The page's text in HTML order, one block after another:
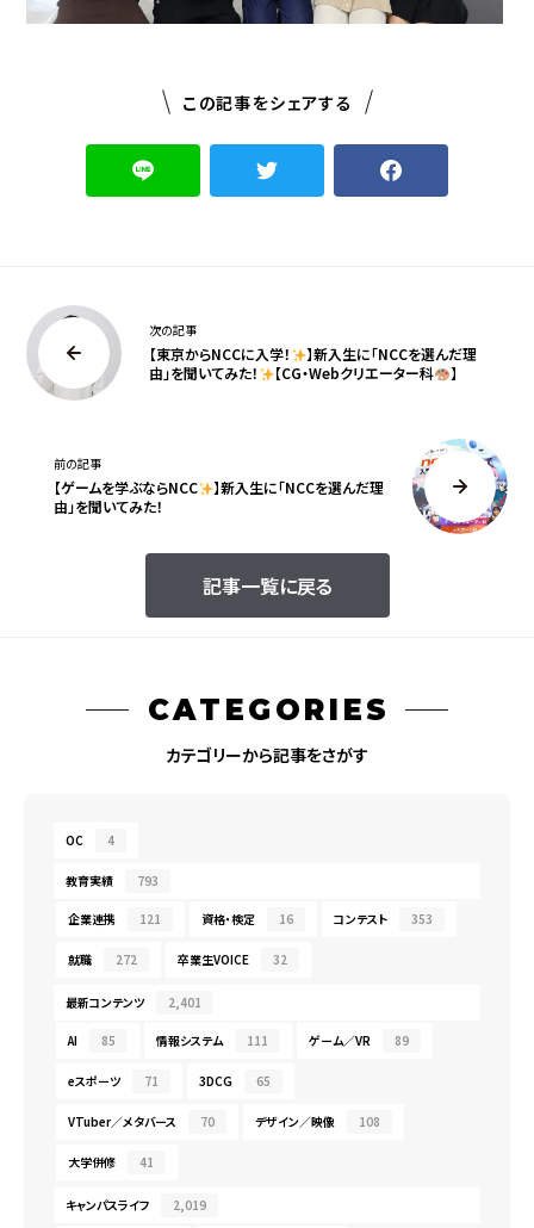
この記事をシェアする
次の記事
【東京からNCCに入学！
】新入生に「NCCを選んだ理
由」を聞いてみた！
【CG・Webクリエーター科 】
記事一覧に戻る
前の記事
【ゲームを学ぶならNCC
】新入生に「NCCを選んだ理
由」を聞いてみた！
CATEGORIES
カテゴリーから記事をさがす
OC 4
教育実績 793
企業連携 121 資格・検定 16 コンテスト 353
就職 272 卒業生VOICE 32
最新コンテンツ 2,401
AI 85 情報システム 111 ゲーム／VR 89
eスポーツ 71 3DCG 65
VTuber／メタバース 70 デザイン／映像 108
大学併修 41
キャンパスライフ 2,019